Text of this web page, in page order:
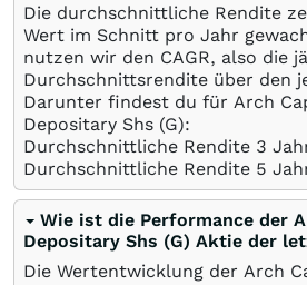
Die durchschnittliche Rendite
Wert im Schnitt pro Jahr
nutzen wir den CAGR, also die
Durchschnittsrendite über den
Darunter findest du für Arch
Depositary Shs (G):
Durchschnittliche Rendite 3
Durchschnittliche Rendite 5
Wie ist die Performance der
Depositary Shs (G) Aktie der
Die Wertentwicklung der Arch